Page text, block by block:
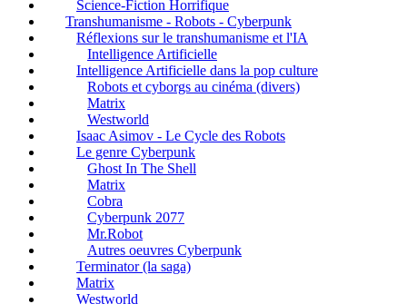
Science-Fiction Horrifique
Transhumanisme - Robots - Cyberpunk
Réflexions sur le transhumanisme et l'IA
Intelligence Artificielle
Intelligence Artificielle dans la pop culture
Robots et cyborgs au cinéma (divers)
Matrix
Westworld
Isaac Asimov - Le Cycle des Robots
Le genre Cyberpunk
Ghost In The Shell
Matrix
Cobra
Cyberpunk 2077
Mr.Robot
Autres oeuvres Cyberpunk
Terminator (la saga)
Matrix
Westworld